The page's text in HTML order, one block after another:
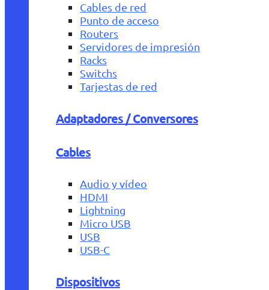
Cables de red
Punto de acceso
Routers
Servidores de impresión
Racks
Switchs
Tarjestas de red
Adaptadores / Conversores
Cables
Audio y vídeo
HDMI
Lightning
Micro USB
USB
USB-C
Dispositivos